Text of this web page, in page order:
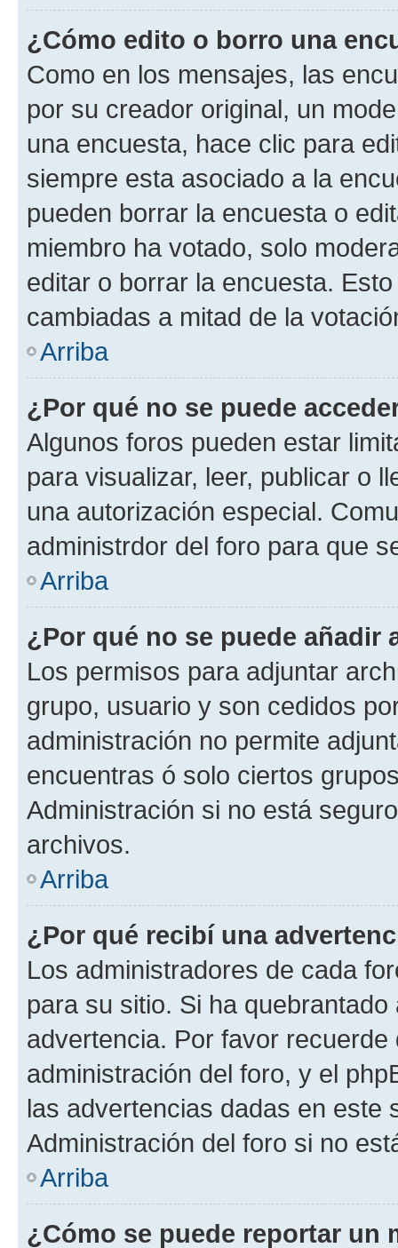
¿Cómo edito o borro una
Como en los mensajes, las
por su creador original, un
una encuesta, hace clic para
siempre esta asociado a la
pueden borrar la encuesta o
miembro ha votado, solo
editar o borrar la encuesta.
cambiadas a mitad de la
Arriba
¿Por qué no se puede
Algunos foros pueden estar
para visualizar, leer, publicar o
una autorización especial.
administrdor del foro para que
Arriba
¿Por qué no se puede añadir
Los permisos para adjuntar
grupo, usuario y son cedidos
administración no permite
encuentras ó solo ciertos
Administración si no está
archivos.
Arriba
¿Por qué recibí una
Los administradores de cada
para su sitio. Si ha
advertencia. Por favor
administración del foro, y el
las advertencias dadas en este
Administración del foro si no
Arriba
¿Cómo se puede reportar un